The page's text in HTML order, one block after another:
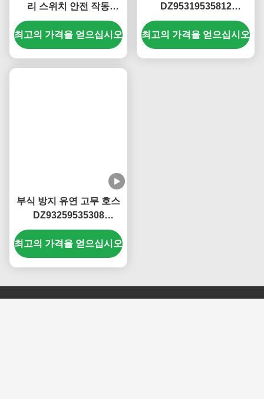
리 스위치 안전 작동
WG9100760100
KM3600008
최고의 가격을 얻으십시오
DZ95319535812
Shacman 부품
최고의 가격을 얻으십시오
부식 방지 유연 고무 호스
DZ93259535308
Shacman 예비 부품
최고의 가격을 얻으십시오